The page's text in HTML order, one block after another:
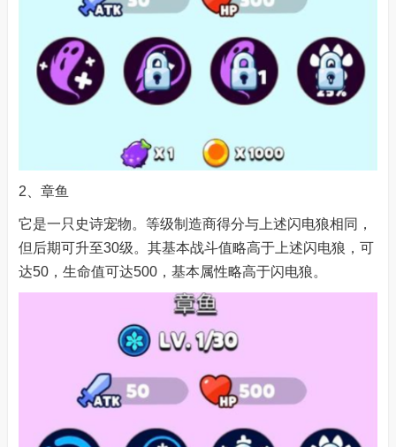
2、章鱼
它是一只史诗宠物。等级制造商得分与上述闪电狼相同，
但后期可升至30级。其基本战斗值略高于上述闪电狼，可
达50，生命值可达500，基本属性略高于闪电狼。